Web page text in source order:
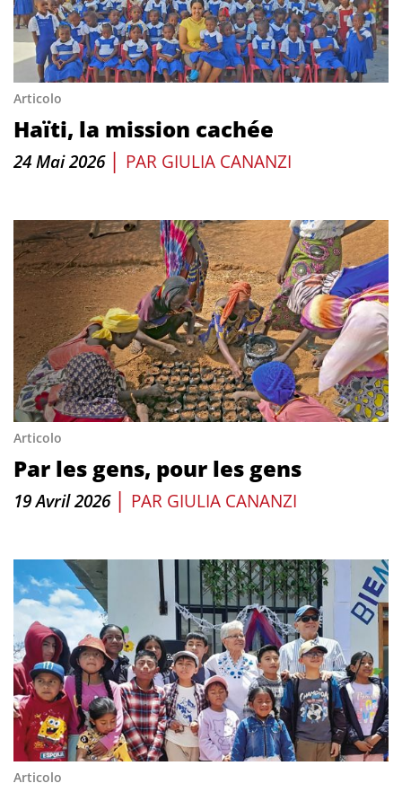
Articolo
Haïti, la mission cachée
24 Mai 2026 | PAR GIULIA CANANZI
Articolo
Par les gens, pour les gens
19 Avril 2026 | PAR GIULIA CANANZI
Articolo